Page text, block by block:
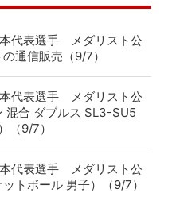
代表選手 メダリスト公
通信販売（9/7）
代表選手 メダリスト公
混合 ダブルス SL3-SU5
（9/7）
代表選手 メダリスト公
トボール 男子）（9/7）